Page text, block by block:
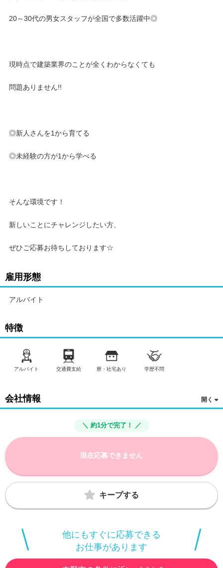
20～30代の男女スタッフが全国で多数活躍中◎
現時点で建築業界のことが全くわからなくても
問題ありません!!
◎新人さんを1から育てる
◎未経験の方が1から学べる
そんな環境です！
新しいことにチャレンジしたい方、
ぜひご応募お待ちしております☆
雇用形態
アルバイト
特徴
アルバイト 交通費支給 寮・社宅あり 学歴不問
会社情報
＼ 約1分で完了！ ／
現在応募できません
キープする
他にもすぐに応募できる
お仕事があります